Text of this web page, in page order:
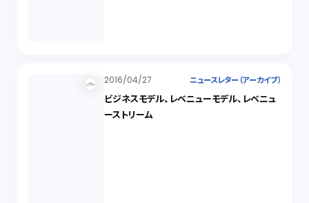
2016/04/27 ニュースレター（アーカイブ）
ビジネスモデル、レベニューモデル、レベニュ
ーストリーム